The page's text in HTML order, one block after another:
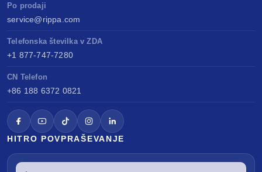
Po prodaji
service@rippa.com
Telefonska številka v ZDA
+1 877-747-7280
CN Telefon
+86 188 6372 0821
HITRO POVPRAŠEVANJE